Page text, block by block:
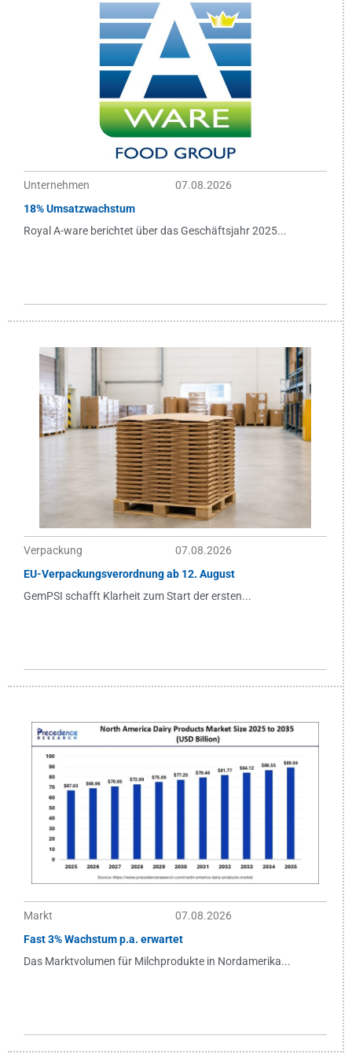
Unternehmen
07.08.2026
18% Umsatzwachstum
Royal A-ware berichtet über das Geschäftsjahr 2025...
Verpackung
07.08.2026
EU-Verpackungsverordnung ab 12. August
GemPSI schafft Klarheit zum Start der ersten...
Markt
07.08.2026
Fast 3% Wachstum p.a. erwartet
Das Marktvolumen für Milchprodukte in Nordamerika...